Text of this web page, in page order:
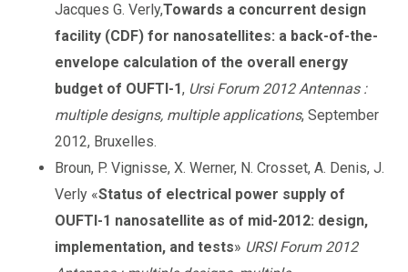
Jacques G. Verly,Towards a concurrent design
facility (CDF) for nanosatellites: a back-of-the-
envelope calculation of the overall energy
budget of OUFTI-1, Ursi Forum 2012 Antennas :
multiple designs, multiple applications, September
2012, Bruxelles.
Broun, P. Vignisse, X. Werner, N. Crosset, A. Denis, J.
Verly «Status of electrical power supply of
OUFTI-1 nanosatellite as of mid-2012: design,
implementation, and tests» URSI Forum 2012